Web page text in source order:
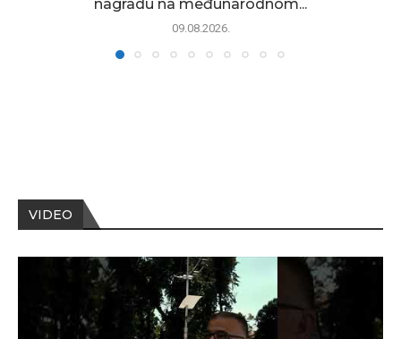
nagradu na međunarodnom...
09.08.2026.
VIDEO